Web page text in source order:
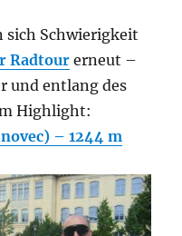
sich Schwierigkeit
Radtourerneut –
und entlang des
Highlight:
– 1244 m